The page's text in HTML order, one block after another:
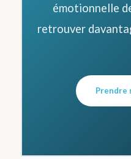
émotionnelle
retrouver
Prendre